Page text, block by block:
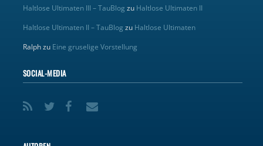
Haltlose Ultimaten III – TauBlog zu Haltlose Ultimaten II
Haltlose Ultimaten II – TauBlog zu Haltlose Ultimaten
Ralphzu Eine gruselige Vorstellung
SOCIAL-MEDIA